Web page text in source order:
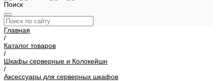
Поиск
Главная
/
Каталог товаров
/
Шкафы серверные и Колокейшн
/
Аксессуары для серверных шкафов